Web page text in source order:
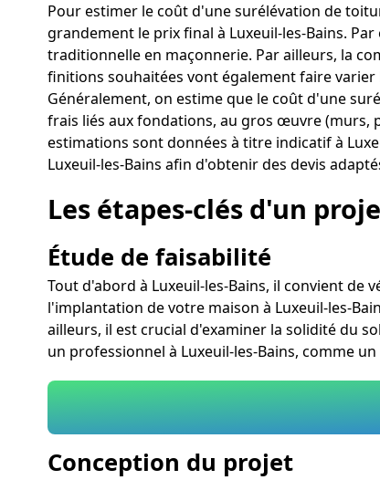
Pour estimer le coût d'une surélévation de
grandement le prix final à Luxeuil-les-Bains.
traditionnelle en maçonnerie. Par ailleurs, la
finitions souhaitées vont également faire
Généralement, on estime que le coût d'une
frais liés aux fondations, au gros œuvre (murs,
estimations sont données à titre indicatif à
Luxeuil-les-Bains afin d'obtenir des devis
Les étapes-clés d'un
Étude de faisabilité
Tout d'abord à Luxeuil-les-Bains, il convient de
l'implantation de votre maison à Luxeuil-les-
ailleurs, il est crucial d'examiner la solidité du
un professionnel à Luxeuil-les-Bains, comme
Conception du projet